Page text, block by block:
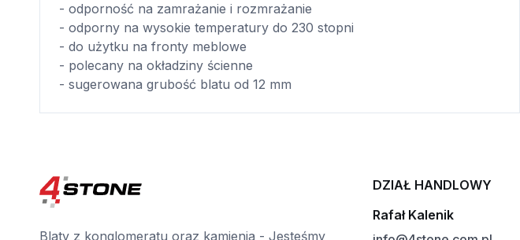
- odporność na zamrażanie i rozmrażanie
- odporny na wysokie temperatury do 230 stopni
- do użytku na fronty meblowe
- polecany na okładziny ścienne
- sugerowana grubość blatu od 12 mm
Blaty z konglomeratu oraz kamienia - Jesteśmy
DZIAŁ HANDLOWY
Rafał Kalenik